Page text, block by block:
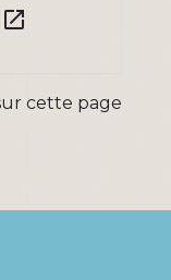
open_in_new
cette page